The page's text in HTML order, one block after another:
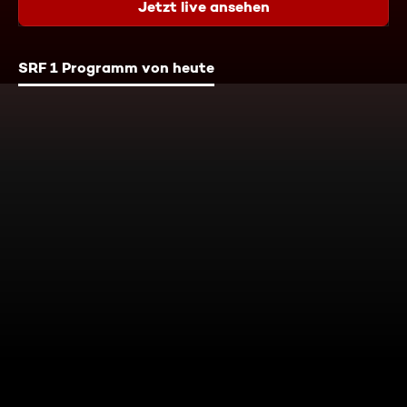
Jetzt live ansehen
SRF 1 Programm von heute